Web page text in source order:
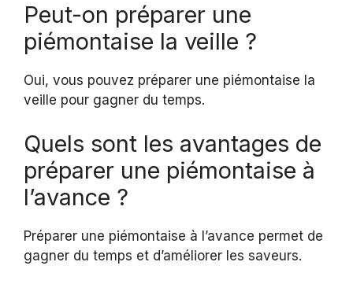
Peut-on préparer une
piémontaise la veille ?
Oui, vous pouvez préparer une piémontaise la
veille pour gagner du temps.
Quels sont les avantages de
préparer une piémontaise à
l’avance ?
Préparer une piémontaise à l’avance permet de
gagner du temps et d’améliorer les saveurs.